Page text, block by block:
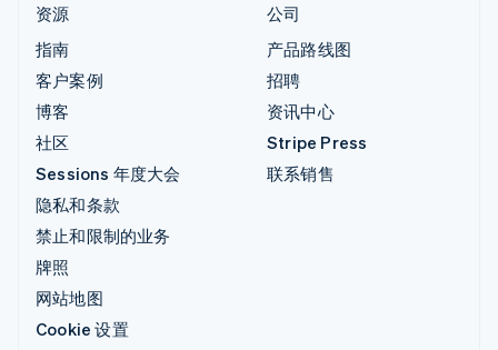
资源
指南
客户案例
博客
社区
Sessions 年度大会
隐私和条款
禁止和限制的业务
牌照
网站地图
Cookie 设置
公司
产品路线图
招聘
资讯中心
Stripe Press
联系销售